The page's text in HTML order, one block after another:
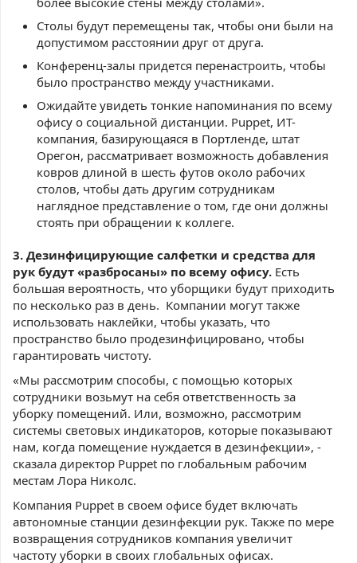
Столы будут перемещены так, чтобы они были на
допустимом расстоянии друг от друга.
Конференц-залы придется перенастроить, чтобы
было пространство между участниками.
Ожидайте увидеть тонкие напоминания по всему
офису о социальной дистанции. Puppet, ИТ-
компания, базирующаяся в Портленде, штат
Орегон, рассматривает возможность добавления
ковров длиной в шесть футов около рабочих
столов, чтобы дать другим сотрудникам
наглядное представление о том, где они должны
стоять при обращении к коллеге.
3. Дезинфицирующие салфетки и средства для
рук будут «разбросаны» по всему офису. Есть
большая вероятность, что уборщики будут приходить
по несколько раз в день. Компании могут также
использовать наклейки, чтобы указать, что
пространство было продезинфицировано, чтобы
гарантировать чистоту.
«Мы рассмотрим способы, с помощью которых
сотрудники возьмут на себя ответственность за
уборку помещений. Или, возможно, рассмотрим
системы световых индикаторов, которые показывают
нам, когда помещение нуждается в дезинфекции», -
сказала директор Puppet по глобальным рабочим
местам Лора Николс.
Компания Puppet в своем офисе будет включать
автономные станции дезинфекции рук. Также по мере
возвращения сотрудников компания увеличит
частоту уборки в своих глобальных офисах.